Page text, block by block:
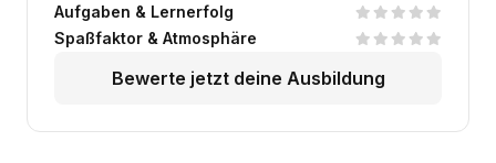
Aufgaben & Lernerfolg
Spaßfaktor & Atmosphäre
Bewerte jetzt deine Ausbildung